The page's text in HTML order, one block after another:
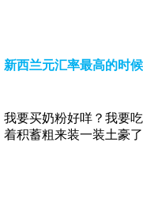
新西兰元汇率最高的时
我要买奶粉好咩？我要
着积蓄粗来装一装土豪